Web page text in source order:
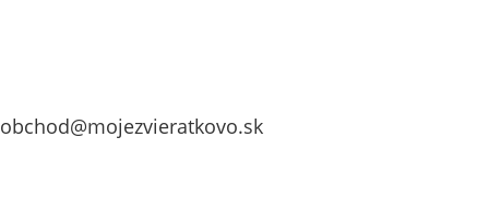
obchod@mojezvieratkovo.sk